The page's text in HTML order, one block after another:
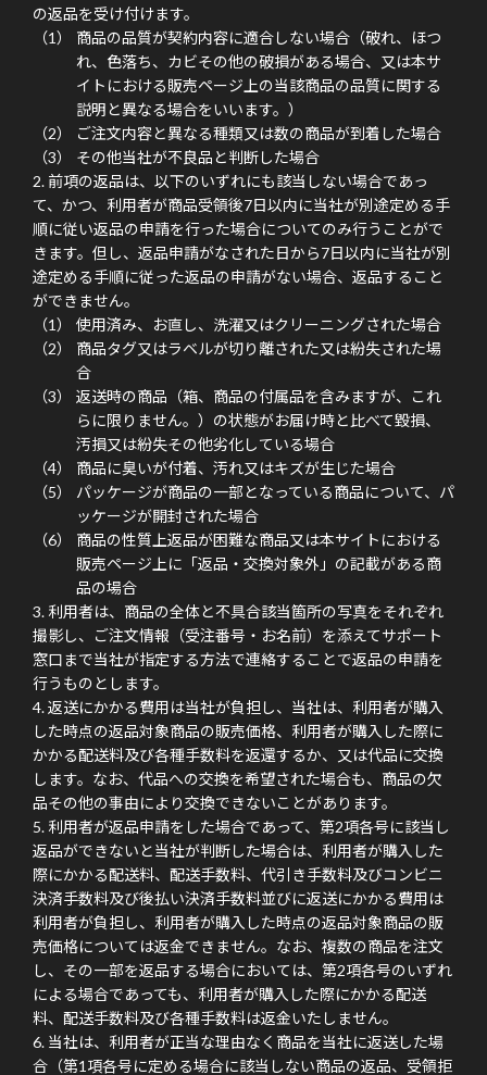
の返品を受け付けます。
商品の品質が契約内容に適合しない場合（破れ、ほつ
れ、色落ち、カビその他の破損がある場合、又は本サ
イトにおける販売ページ上の当該商品の品質に関する
説明と異なる場合をいいます。）
ご注文内容と異なる種類又は数の商品が到着した場合
その他当社が不良品と判断した場合
前項の返品は、以下のいずれにも該当しない場合であっ
て、かつ、利用者が商品受領後7日以内に当社が別途定める手
順に従い返品の申請を行った場合についてのみ行うことがで
きます。但し、返品申請がなされた日から7日以内に当社が別
途定める手順に従った返品の申請がない場合、返品すること
ができません。
使用済み、お直し、洗濯又はクリーニングされた場合
商品タグ又はラベルが切り離された又は紛失された場
合
返送時の商品（箱、商品の付属品を含みますが、これ
らに限りません。）の状態がお届け時と比べて毀損、
汚損又は紛失その他劣化している場合
商品に臭いが付着、汚れ又はキズが生じた場合
パッケージが商品の一部となっている商品について、パ
ッケージが開封された場合
商品の性質上返品が困難な商品又は本サイトにおける
販売ページ上に「返品・交換対象外」の記載がある商
品の場合
利用者は、商品の全体と不具合該当箇所の写真をそれぞれ
撮影し、ご注文情報（受注番号・お名前）を添えてサポート
窓口まで当社が指定する方法で連絡することで返品の申請を
行うものとします。
返送にかかる費用は当社が負担し、当社は、利用者が購入
した時点の返品対象商品の販売価格、利用者が購入した際に
かかる配送料及び各種手数料を返還するか、又は代品に交換
します。なお、代品への交換を希望された場合も、商品の欠
品その他の事由により交換できないことがあります。
利用者が返品申請をした場合であって、第2項各号に該当し
返品ができないと当社が判断した場合は、利用者が購入した
際にかかる配送料、配送手数料、代引き手数料及びコンビニ
決済手数料及び後払い決済手数料並びに返送にかかる費用は
利用者が負担し、利用者が購入した時点の返品対象商品の販
売価格については返金できません。なお、複数の商品を注文
し、その一部を返品する場合においては、第2項各号のいずれ
による場合であっても、利用者が購入した際にかかる配送
料、配送手数料及び各種手数料は返金いたしません。
当社は、利用者が正当な理由なく商品を当社に返送した場
合（第1項各号に定める場合に該当しない商品の返品、受領拒